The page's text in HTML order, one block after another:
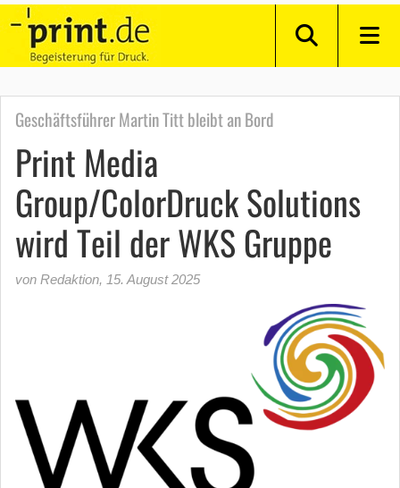
Geschäftsführer Martin Titt bleibt an Bord
Print Media
Group/ColorDruck Solutions
wird Teil der WKS Gruppe
von Redaktion, 15. August 2025